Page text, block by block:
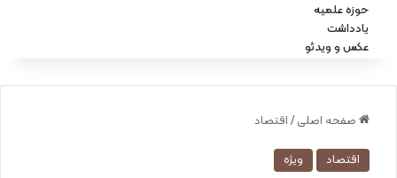
حوزه علمیه
یادداشت
عکس و ویدئو
صفحه اصلی / اقتصاد
اقتصاد ویژه